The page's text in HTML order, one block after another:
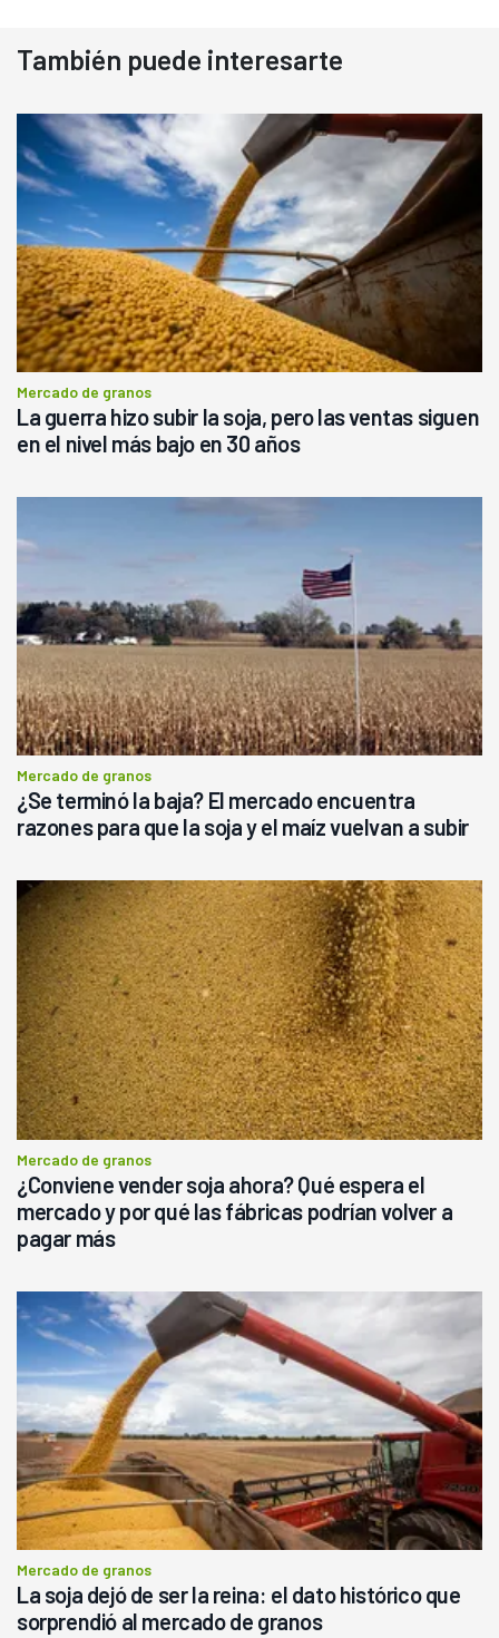
También puede interesarte
Mercado de granos
La guerra hizo subir la soja, pero las ventas siguen
en el nivel más bajo en 30 años
Mercado de granos
¿Se terminó la baja? El mercado encuentra
razones para que la soja y el maíz vuelvan a subir
Mercado de granos
¿Conviene vender soja ahora? Qué espera el
mercado y por qué las fábricas podrían volver a
pagar más
Mercado de granos
La soja dejó de ser la reina: el dato histórico que
sorprendió al mercado de granos